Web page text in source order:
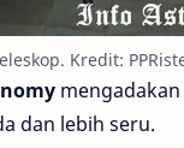
Kredit:
dan lebih seru.